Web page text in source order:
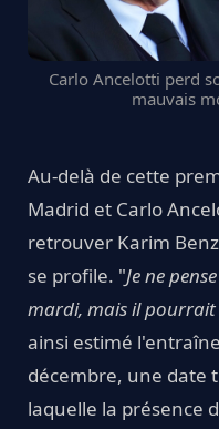
Carlo Ancelotti perd
mauvais
Au-delà de cette
Madrid et Carlo
retrouver Karim
se profile. "Je ne
mardi, mais il
ainsi estimé
décembre, une date
laquelle la présence